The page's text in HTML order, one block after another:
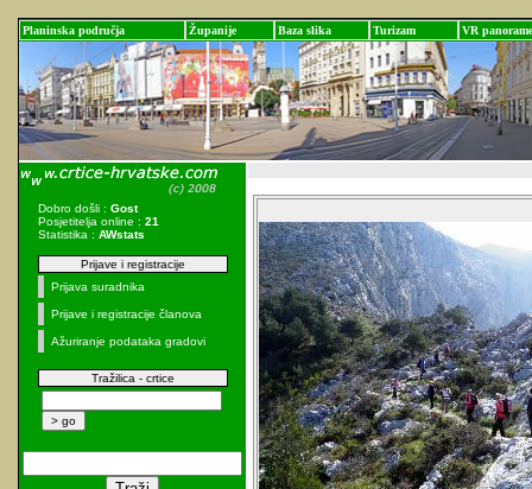
Planinska područja Županije Baza slika Turizam VR panorame
Dobro došli : Gost
Posjetitelja online : 21
Statistika : AWstats
Prijave i registracije
Prijava suradnika
Prijave i registracije članova
Ažuriranje podataka gradovi
Tražilica - crtice